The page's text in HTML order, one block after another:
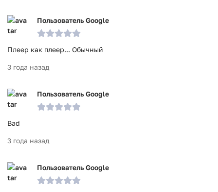
Пользователь Google
Плеер как плеер... Обычный
3 года назад
Пользователь Google
Bad
3 года назад
Пользователь Google